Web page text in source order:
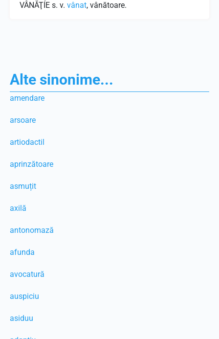
VÂNĂŢÍE s. v. vânat, vânătoare.
Alte sinonime...
amendare
arsoare
artiodactil
aprinzătoare
asmuțit
axilă
antonomază
afunda
avocatură
auspiciu
asiduu